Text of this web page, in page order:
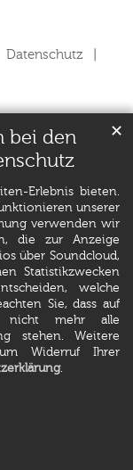
bei den
Erlebnis bieten.
unserer
verwenden wir
die zur Anzeige
über Soundcloud,
Statistikzwecken
welche
Sie, dass auf
nicht mehr alle
stehen. Weitere
Widerruf Ihrer
.
✕
Datenschutz